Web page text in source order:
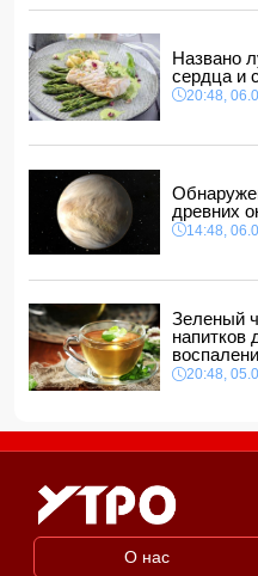
ребенка
11:40, 07.08.2026
Названо
сердца и
20:48,
древних
14:48,
Зеленый
напитков
20:48,
О нас